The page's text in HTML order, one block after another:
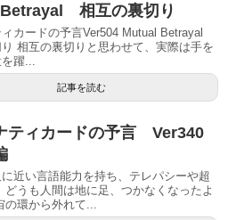
相互の裏切り
ィカードの予言Ver504 Mutual Betrayal
相互の裏切りと思わせて、実際は手を
躍...
記事を読む
ティカードの予言 Ver340
近い言語能力を持ち、テレパシーや超
どうも人間は地に足、つかなくなったよ
の環から外れて...